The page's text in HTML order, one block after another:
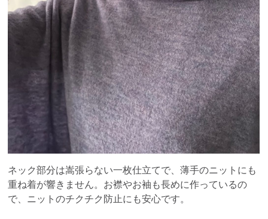
ネック部分は嵩張らない一枚仕立てで、薄手のニットにも
重ね着が響きません。お襟やお袖も長めに作っているの
で、ニットのチクチク防止にも安心です。